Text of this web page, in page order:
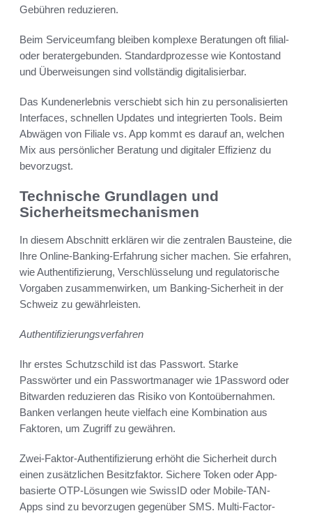
Gebühren reduzieren.
Beim Serviceumfang bleiben komplexe Beratungen oft filial-
oder beratergebunden. Standardprozesse wie Kontostand
und Überweisungen sind vollständig digitalisierbar.
Das Kundenerlebnis verschiebt sich hin zu personalisierten
Interfaces, schnellen Updates und integrierten Tools. Beim
Abwägen von Filiale vs. App kommt es darauf an, welchen
Mix aus persönlicher Beratung und digitaler Effizienz du
bevorzugst.
Technische Grundlagen und
Sicherheitsmechanismen
In diesem Abschnitt erklären wir die zentralen Bausteine, die
Ihre Online-Banking-Erfahrung sicher machen. Sie erfahren,
wie Authentifizierung, Verschlüsselung und regulatorische
Vorgaben zusammenwirken, um Banking-Sicherheit in der
Schweiz zu gewährleisten.
Authentifizierungsverfahren
Ihr erstes Schutzschild ist das Passwort. Starke
Passwörter und ein Passwortmanager wie 1Password oder
Bitwarden reduzieren das Risiko von Kontoübernahmen.
Banken verlangen heute vielfach eine Kombination aus
Faktoren, um Zugriff zu gewähren.
Zwei-Faktor-Authentifizierung erhöht die Sicherheit durch
einen zusätzlichen Besitzfaktor. Sichere Token oder App-
basierte OTP-Lösungen wie SwissID oder Mobile-TAN-
Apps sind zu bevorzugen gegenüber SMS. Multi-Factor-